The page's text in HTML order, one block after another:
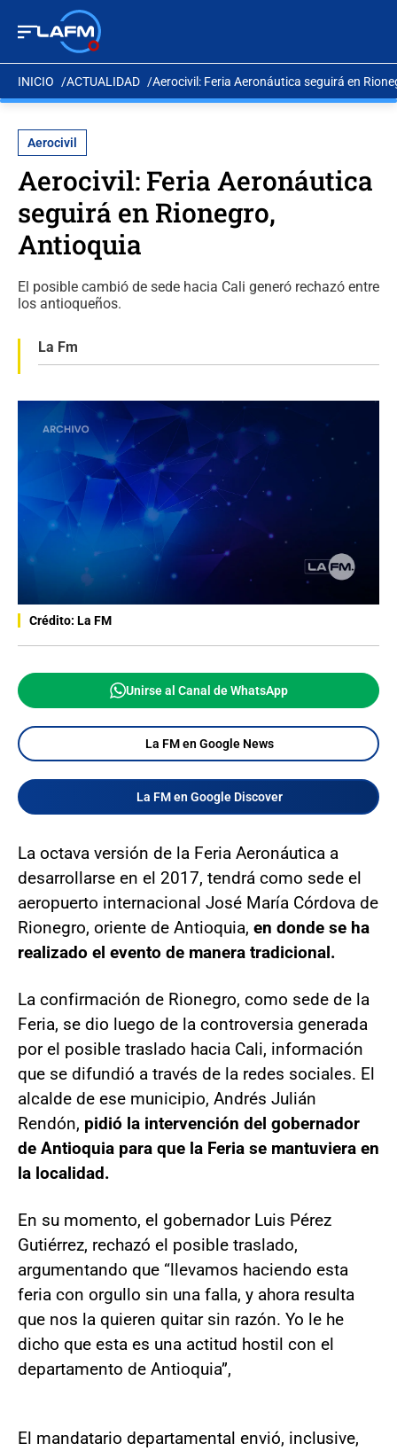
INICIO ACTUALIDAD Aerocivil: Feria Aeronáutica seguirá en
Aerocivil
Aerocivil: Feria Aeronáutica
seguirá en Rionegro,
Antioquia
El posible cambió de sede hacia Cali generó rechazó entre
los antioqueños.
La Fm
Crédito: La FM
Unirse al Canal de WhatsApp
La FM en Google News
La FM en Google Discover
La octava versión de la Feria Aeronáutica a
desarrollarse en el 2017, tendrá como sede el
aeropuerto internacional José María Córdova de
Rionegro, oriente de Antioquia, en donde se ha
realizado el evento de manera tradicional.
La confirmación de Rionegro, como sede de la
Feria, se dio luego de la controversia generada
por el posible traslado hacia Cali, información
que se difundió a través de la redes sociales. El
alcalde de ese municipio, Andrés Julián
Rendón, pidió la intervención del gobernador
de Antioquia para que la Feria se mantuviera en
la localidad.
En su momento, el gobernador Luis Pérez
Gutiérrez, rechazó el posible traslado,
argumentando que “llevamos haciendo esta
feria con orgullo sin una falla, y ahora resulta
que nos la quieren quitar sin razón. Yo le he
dicho que esta es una actitud hostil con el
departamento de Antioquia”,
El mandatario departamental envió, inclusive,